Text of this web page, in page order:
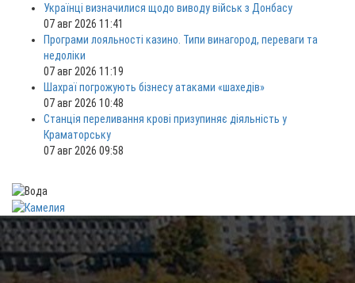
Українці визначилися щодо виводу військ з Донбасу
07 авг 2026 11:41
Програми лояльності казино. Типи винагород, переваги та
недоліки
07 авг 2026 11:19
Шахраї погрожують бізнесу атаками «шахедів»
07 авг 2026 10:48
Станція переливання крові призупиняє діяльність у
Краматорську
07 авг 2026 09:58